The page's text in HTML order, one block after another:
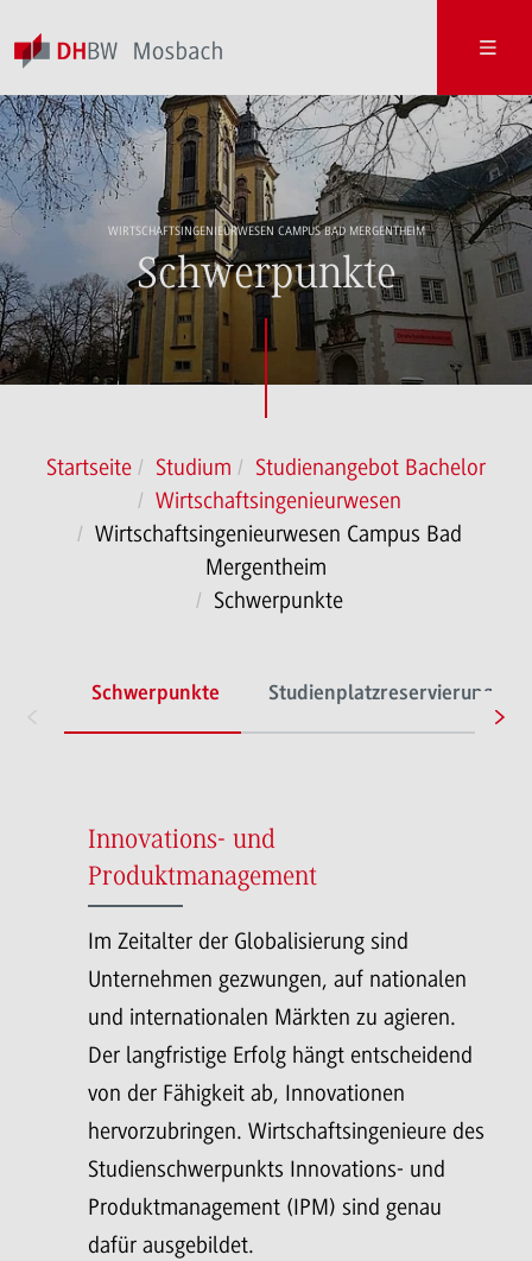
WIRTSCHAFTSINGENIEURWESEN CAMPUS BAD MERGENTHEIM
Schwerpunkte
Startseite Studium
Studienangebot Bachelor
Wirtschaftsingenieurwesen
Wirtschaftsingenieurwesen Campus Bad
Mergentheim
Schwerpunkte
Schwerpunkte Studienplatzreservierung
Innovations- und
Produktmanagement
Im Zeitalter der Globalisierung sind
Unternehmen gezwungen, auf nationalen
und internationalen Märkten zu agieren.
Der langfristige Erfolg hängt entscheidend
von der Fähigkeit ab, Innovationen
hervorzubringen. Wirtschaftsingenieure des
Studienschwerpunkts Innovations- und
Produktmanagement (IPM) sind genau
dafür ausgebildet.